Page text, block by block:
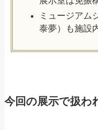
ミュージアム
泰夢）も施設
今回の展示で扱わ